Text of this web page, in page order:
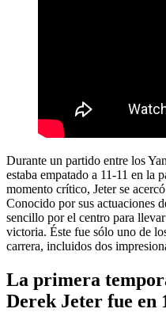
Durante un partido entre los
estaba empatado a 11-11 en la
momento crítico, Jeter se
Conocido por sus actuaciones
sencillo por el centro para
victoria. Éste fue sólo uno de
carrera, incluidos dos
La primera
Derek Jeter fue en